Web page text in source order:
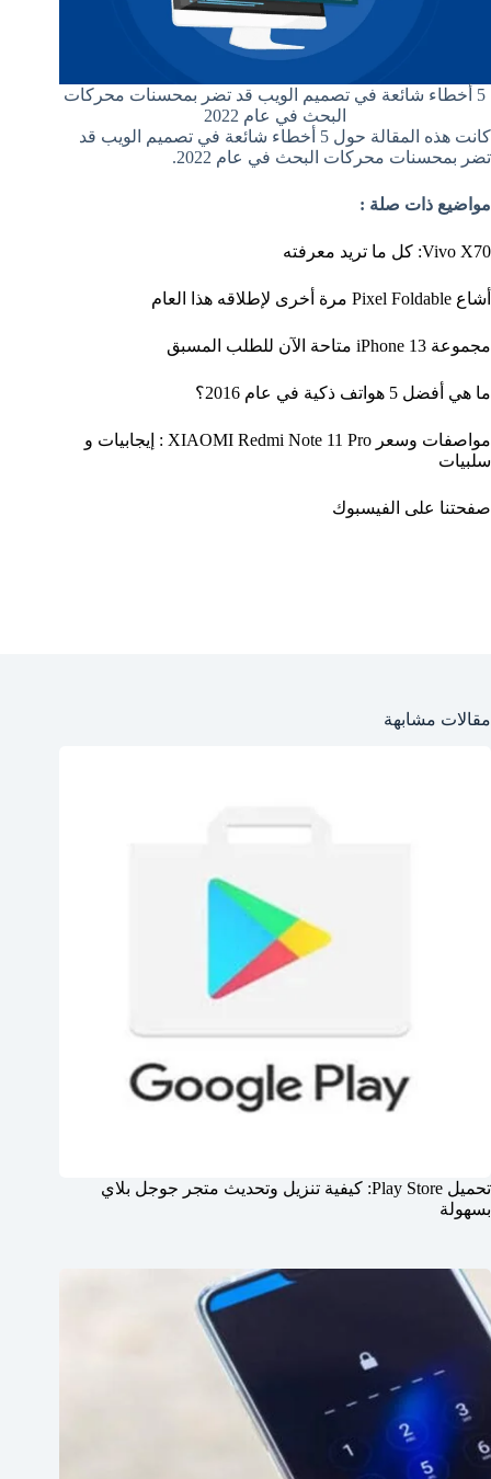
5 أخطاء شائعة في تصميم الويب قد تضر بمحسنات محركات
البحث في عام 2022
كانت هذه المقالة حول 5 أخطاء شائعة في تصميم الويب قد
تضر بمحسنات محركات البحث في عام 2022.
مواضيع ذات صلة :
Vivo X70: كل ما تريد معرفته
أشاع Pixel Foldable مرة أخرى لإطلاقه هذا العام
مجموعة iPhone 13 متاحة الآن للطلب المسبق
ما هي أفضل 5 هواتف ذكية في عام 2016؟
مواصفات وسعر XIAOMI Redmi Note 11 Pro : إيجابيات و
سلبيات
صفحتنا على الفيسبوك
مقالات مشابهة
تحميل Play Store: كيفية تنزيل وتحديث متجر جوجل بلاي
بسهولة